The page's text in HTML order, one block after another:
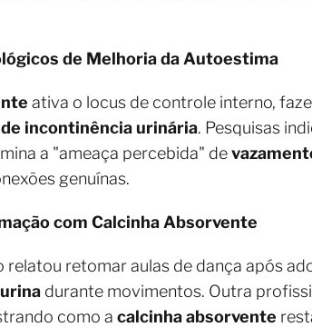
de Melhoria da Autoestima
ativa o locus de controle interno,
incontinência urinária. Pesquisas
a "ameaça percebida" de
genuínas.
com Calcinha Absorvente
relatou retomar aulas de dança após
durante movimentos. Outra
como a calcinha absorvente